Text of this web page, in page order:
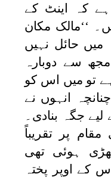
کہ اینٹ کے
‘‘مالک مکان
میں حائل نہیں
مجھ سے دوبارہ
تو میں اس کو
انہوں نے
لیے جگہ بنادی۔
پر تقریباً
ہوئی تھی
کے اوپر پختہ